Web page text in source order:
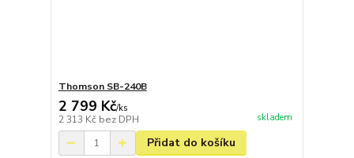
Thomson SB-240B
2 799 Kč/ks
2 313 Kč bez DPH skladem
Přidat do košíku